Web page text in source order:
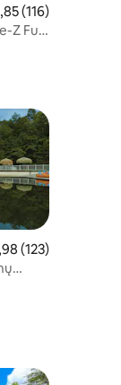
įvertinimas:
(116)
Z Fun
įvertinimas:
(123)